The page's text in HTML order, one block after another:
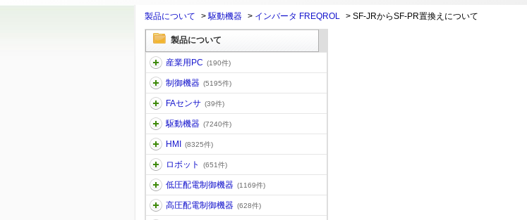
製品について >駆動機器 > インバータ FREQROL > SF-JRからSF-PR置換えについて
製品について
産業用PC (190件)
制御機器 (5195件)
FAセンサ (39件)
駆動機器 (7240件)
HMI (8325件)
ロボット (651件)
低圧配電制御機器 (1169件)
高圧配電制御機器 (628件)